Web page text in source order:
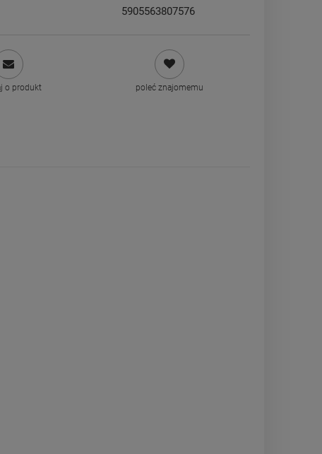
5905563807576
o produkt poleć znajomemu